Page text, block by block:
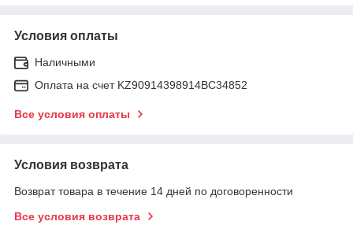
Условия оплаты
Наличными
Оплата на счет KZ90914398914ВС34852
Все условия оплаты
Условия возврата
Возврат товара в течение 14 дней по договоренности
Все условия возврата